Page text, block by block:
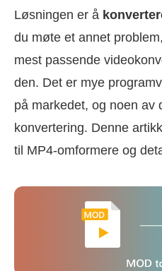
Løsningen er å
du møte et annet
mest passende
den. Det er mye
på markedet, og noen av
konvertering. Denne
til MP4-omformere og